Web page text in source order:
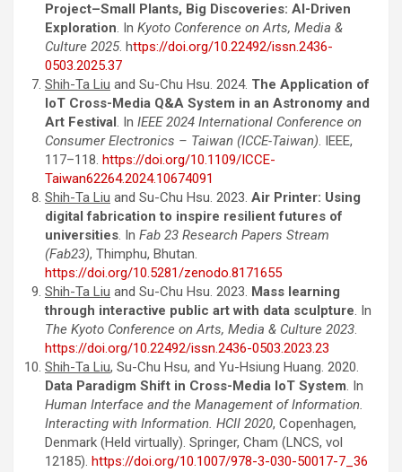
Project–Small Plants, Big Discoveries: AI-Driven
Exploration. In Kyoto Conference on Arts, Media &
Culture 2025. https://doi.org/10.22492/issn.2436-
0503.2025.37
Shih-Ta Liu and Su-Chu Hsu. 2024. The Application of
IoT Cross-Media Q&A System in an Astronomy and
Art Festival. In IEEE 2024 International Conference on
Consumer Electronics – Taiwan (ICCE-Taiwan). IEEE,
117–118. https://doi.org/10.1109/ICCE-
Taiwan62264.2024.10674091
Shih-Ta Liu and Su-Chu Hsu. 2023. Air Printer: Using
digital fabrication to inspire resilient futures of
universities. In Fab 23 Research Papers Stream
(Fab23), Thimphu, Bhutan.
https://doi.org/10.5281/zenodo.8171655
Shih-Ta Liu and Su-Chu Hsu. 2023. Mass learning
through interactive public art with data sculpture. In
The Kyoto Conference on Arts, Media & Culture 2023.
https://doi.org/10.22492/issn.2436-0503.2023.23
Shih-Ta Liu, Su-Chu Hsu, and Yu-Hsiung Huang. 2020.
Data Paradigm Shift in Cross-Media IoT System. In
Human Interface and the Management of Information.
Interacting with Information. HCII 2020, Copenhagen,
Denmark (Held virtually). Springer, Cham (LNCS, vol
12185). https://doi.org/10.1007/978-3-030-50017-7_36